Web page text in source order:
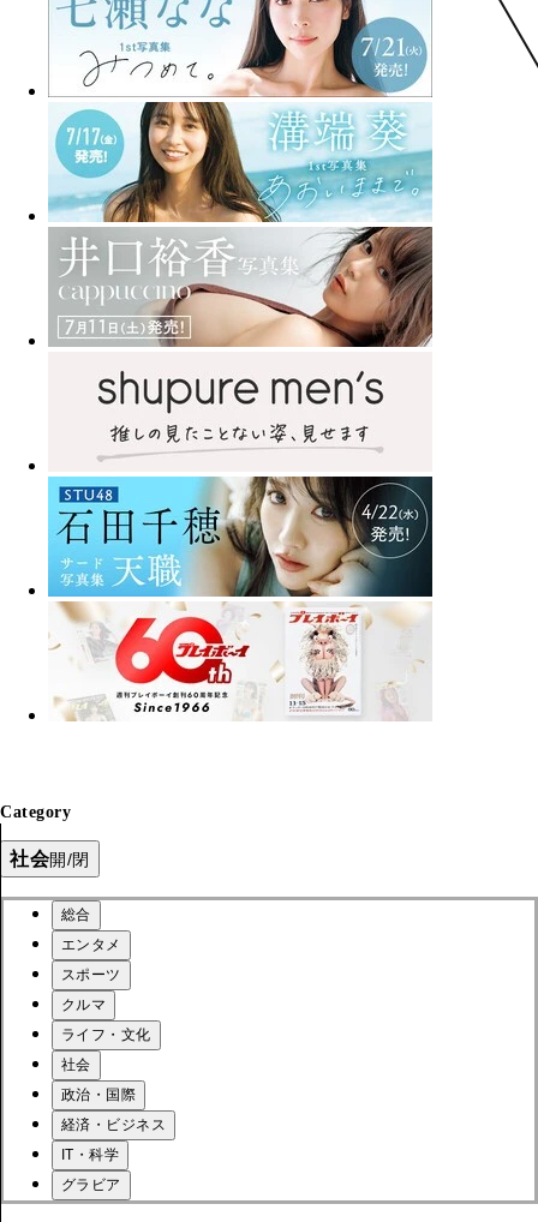
Category
社会開/閉
総合
エンタメ
スポーツ
クルマ
ライフ・文化
社会
政治・国際
経済・ビジネス
IT・科学
グラビア